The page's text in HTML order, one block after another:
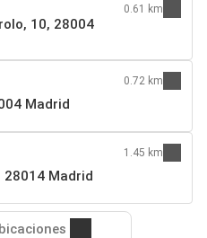
10, 28004
0.61 km
Madrid
0.72 km
28014 Madrid
1.45 km